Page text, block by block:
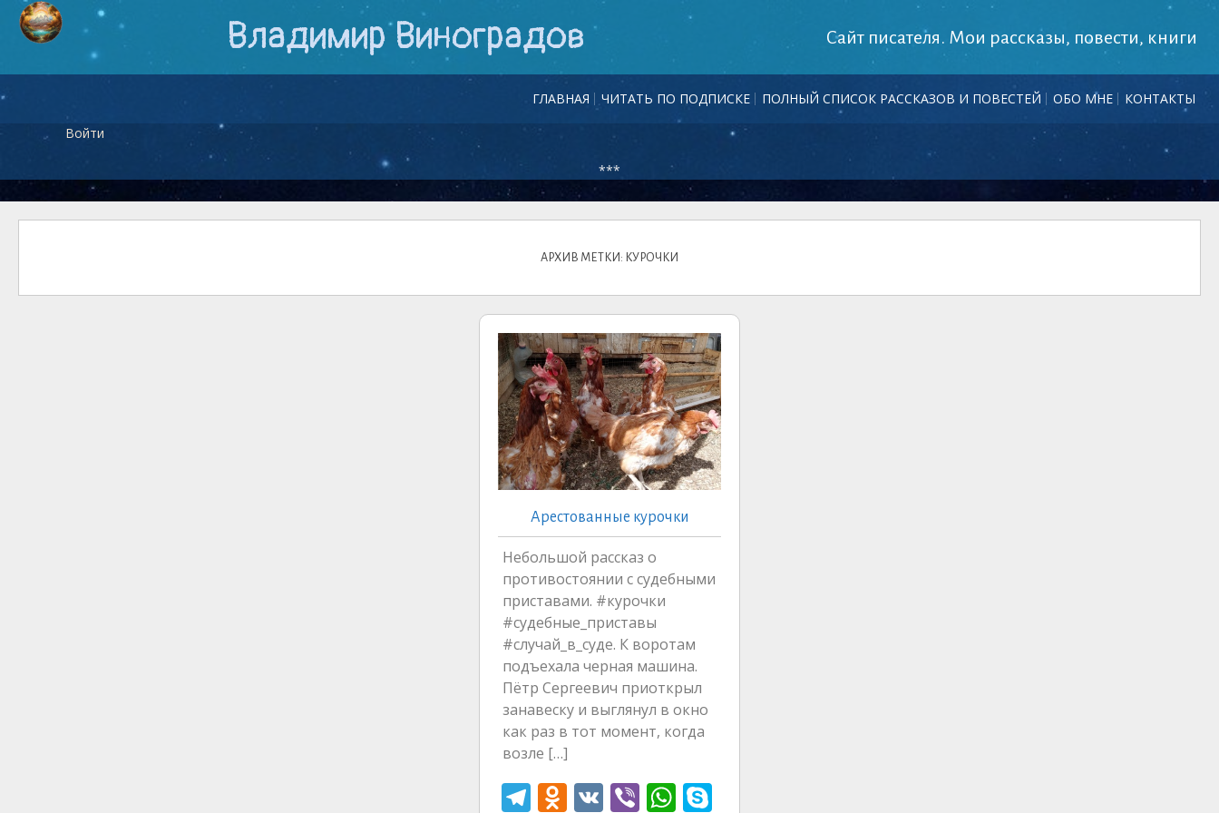
Владимир Виноградов Сайт писателя. Мои рассказы, повести, книги
ГЛАВНАЯ ЧИТАТЬ ПО ПОДПИСКЕ ПОЛНЫЙ СПИСОК РАССКАЗОВ И ПОВЕСТЕЙ ОБО МНЕ
КОНТАКТЫ
Войти
***
АРХИВ МЕТКИ: КУРОЧКИ
Арестованные курочки
Небольшой рассказ о
противостоянии с судебными
приставами. #курочки
#судебные_приставы
#случай_в_суде. К воротам
подъехала черная машина.
Пётр Сергеевич приоткрыл
занавеску и выглянул в окно
как раз в тот момент, когда
возле […]
T O V Vi W S